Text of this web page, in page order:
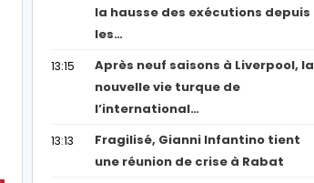
la hausse des exécutions depuis
les…
13:15
Après neuf saisons à Liverpool, la
nouvelle vie turque de
l’international…
13:13
Fragilisé, Gianni Infantino tient
une réunion de crise à Rabat